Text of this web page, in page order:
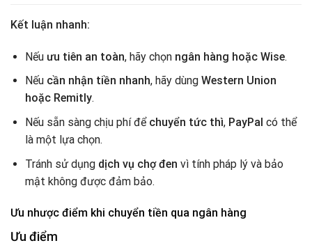
Kết luận nhanh:
Nếu ưu tiên an toàn, hãy chọn ngân hàng hoặc Wise.
Nếu cần nhận tiền nhanh, hãy dùng Western Union
hoặc Remitly.
Nếu sẵn sàng chịu phí để chuyển tức thì, PayPal có thể
là một lựa chọn.
Tránh sử dụng dịch vụ chợ đen vì tính pháp lý và bảo
mật không được đảm bảo.
Ưu nhược điểm khi chuyển tiền qua ngân hàng
Ưu điểm